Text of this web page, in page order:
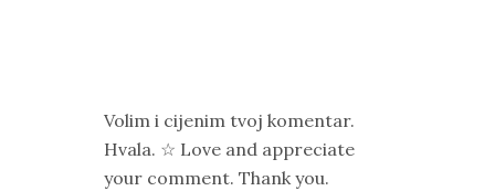
Volim i cijenim tvoj komentar.
Hvala. ☆ Love and appreciate
your comment. Thank you.